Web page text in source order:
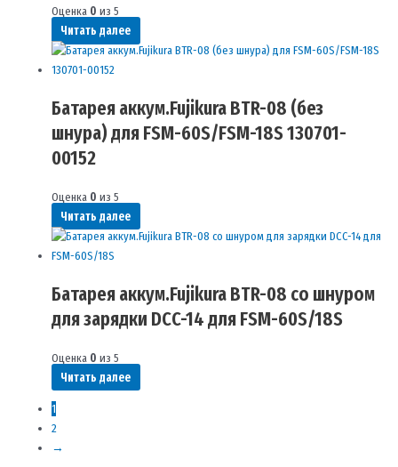
Оценка 0 из 5
Читать далее
Батарея аккум.Fujikura BTR-08 (без
шнура) для FSM-60S/FSM-18S 130701-
00152
Оценка 0 из 5
Читать далее
Батарея аккум.Fujikura BTR-08 со шнуром
для зарядки DCC-14 для FSM-60S/18S
Оценка 0 из 5
Читать далее
1
2
→